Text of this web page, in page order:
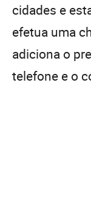
cidades e
efetua uma
adiciona o
telefone e o